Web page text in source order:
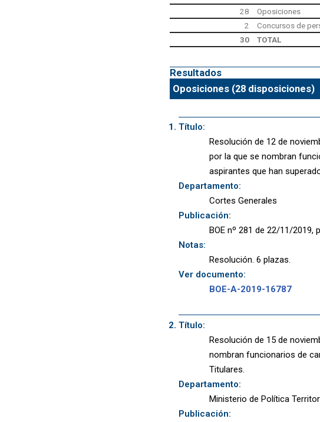
28
Oposiciones
2
Concursos de
30
TOTAL
Resultados
Oposiciones (28 disposiciones)
Título:
Resolución de 12 de
por la que se nombran
aspirantes que han
Departamento:
Cortes Generales
Publicación:
BOE nº 281 de 22/11/2019,
Notas:
Resolución. 6 plazas.
Ver documento:
BOE-A-2019-16787
Título:
Resolución de 15 de
nombran funcionarios de
Titulares.
Departamento:
Ministerio de Política
Publicación: